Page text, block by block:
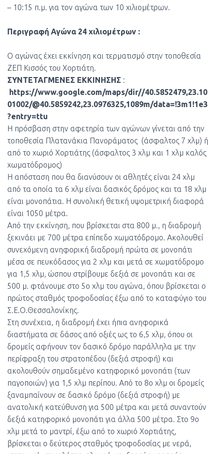
– 10:15 π.μ. για τον αγώνα των 10 χιλιομέτρων.
Περιγραφή Αγώνα 24 χιλιομέτρων :
Ο αγώνας έχει εκκίνηση και τερματισμό στην τοποθεσία
ΖΕΠ Κισσός του Χορτιάτη.
ΣΥΝΤΕΤΑΓΜΕΝΕΣ ΕΚΚΙΝΗΣΗΣ :
https://www.google.com/maps/dir//40.5852479,23.10
01002/@40.5859242,23.0976325,1089m/data=!3m1!1e3
?entry=ttu
Η πρόσβαση στην αφετηρία των αγώνων γίνεται από την
τοποθεσία Πλατανάκια Πανοράματος (άσφαλτος 7 χλμ) ή
από το χωριό Χορτιάτης (άσφαλτος 3 χλμ και 1 χλμ καλός
χωματόδρομος)
Η απόσταση που θα διανύσουν οι αθλητές είναι 24 χλμ
από τα οποία τα 6 χλμ είναι δασικός δρόμος και τα 18 χλμ
είναι μονοπάτια. Η συνολική θετική υψομετρική διαφορά
είναι 1050 μέτρα.
Από την εκκίνηση, που βρίσκεται στα 800 μ., η διαδρομή
ξεκινάει με 700 μέτρα επίπεδο χωματόδρομο. Ακολουθεί
συνεχόμενη ανηφορική διαδρομή πρώτα σε μονοπάτι
μέσα σε πευκόδασος για 2 χλμ και μετά σε χωματόδρομο
για 1,5 χλμ, ώσπου στρίβουμε δεξιά σε μονοπάτι και σε
500 μ. φτάνουμε στο 5ο χλμ του αγώνα, όπου βρίσκεται ο
πρώτος σταθμός τροφοδοσίας έξω από το καταφύγιο του
Σ.Ε.Ο.Θεσσαλονίκης.
Στη συνέχεια, η διαδρομή έχει ήπια ανηφορικά
διαστήματα σε δάσος από οξιές ως το 6,5 χλμ, όπου οι
δρομείς αφήνουν τον δασικό δρόμο παράλληλα με την
περίφραξη του στρατοπέδου (δεξιά στροφή) και
ακολουθούν σημαδεμένο κατηφορικό μονοπάτι (των
παγοποιών) για 1,5 χλμ περίπου. Από το 8ο χλμ οι δρομείς
ξαναμπαίνουν σε δασικό δρόμο (δεξιά στροφή) με
ανατολική κατεύθυνση για 500 μέτρα και μετά συναντούν
δεξιά κατηφορικό μονοπάτι για άλλα 500 μέτρα. Στο 9ο
χλμ μετά το μαντρί, έξω από το χωριό Χορτιάτης,
βρίσκεται ο δεύτερος σταθμός τροφοδοσίας με νερά,